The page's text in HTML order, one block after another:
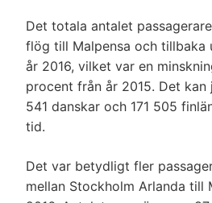
Det totala antalet
flög till Malpensa och tillbaka
år 2016, vilket var en
procent från år 2015. Det
541 danskar och 171 505
tid.
Det var betydligt fler
mellan Stockholm Arlanda till